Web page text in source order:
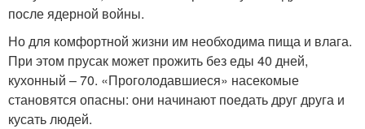
после ядерной войны.
Но для комфортной жизни им необходима пища и влага.
При этом прусак может прожить без еды 40 дней,
кухонный – 70. «Проголодавшиеся» насекомые
становятся опасны: они начинают поедать друг друга и
кусать людей.